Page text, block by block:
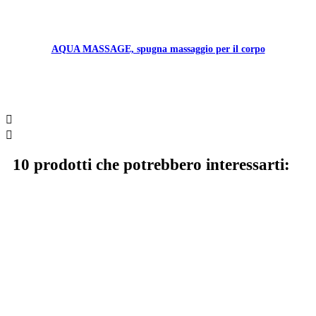
AQUA MASSAGE, spugna massaggio per il corpo


10 prodotti che potrebbero interessarti: